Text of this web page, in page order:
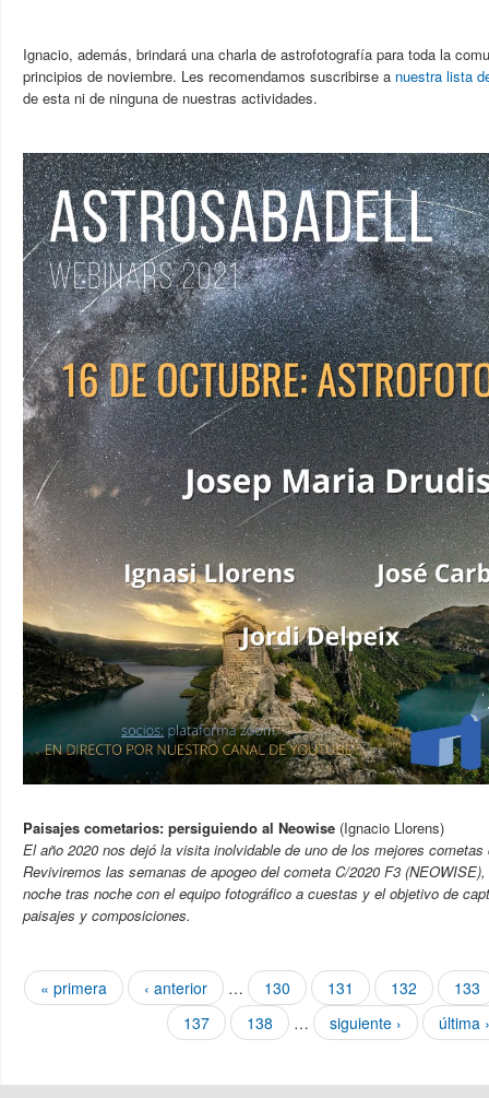
Ignacio, además, brindará una charla de astrofotografía para toda la
principios de noviembre. Les recomendamos suscribirse a nuestra lista
de esta ni de ninguna de nuestras actividades.
Paisajes cometarios: persiguiendo al Neowise (Ignacio Llorens)
El año 2020 nos dejó la visita inolvidable de uno de los mejores
Reviviremos las semanas de apogeo del cometa C/2020 F3
noche tras noche con el equipo fotográfico a cuestas y el objetivo de
paisajes y composiciones.
Páginas
« primera ‹ anterior … 130 131 132
133
137
138 … siguiente › última